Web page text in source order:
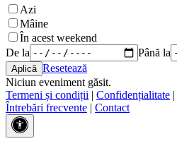
Azi
Mâine
În acest weekend
De la
Până la
Resetează
Niciun eveniment găsit.
Termeni și condiții | Confidențialitate |
Întrebări frecvente | Contact